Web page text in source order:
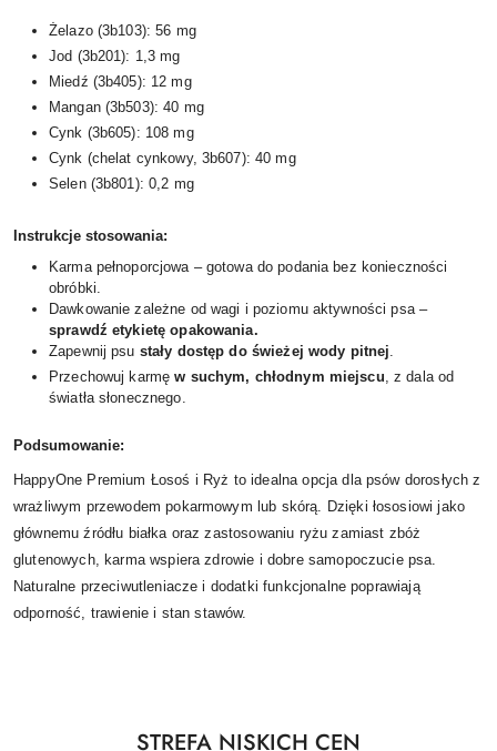
Żelazo (3b103): 56 mg
Jod (3b201): 1,3 mg
Miedź (3b405): 12 mg
Mangan (3b503): 40 mg
Cynk (3b605): 108 mg
Cynk (chelat cynkowy, 3b607): 40 mg
Selen (3b801): 0,2 mg
Instrukcje stosowania:
Karma pełnoporcjowa – gotowa do podania bez konieczności
obróbki.
Dawkowanie zależne od wagi i poziomu aktywności psa –
sprawdź etykietę opakowania.
Zapewnij psu stały dostęp do świeżej wody pitnej.
Przechowuj karmęw suchym, chłodnym miejscu, z dala od
światła słonecznego.
Podsumowanie:
HappyOne Premium Łosoś i Ryż to idealna opcja dla psów dorosłych z
wrażliwym przewodem pokarmowym lub skórą. Dzięki łososiowi jako
głównemu źródłu białka oraz zastosowaniu ryżu zamiast zbóż
glutenowych, karma wspiera zdrowie i dobre samopoczucie psa.
Naturalne przeciwutleniacze i dodatki funkcjonalne poprawiają
odporność, trawienie i stan stawów.
Produkty
STREFA NISKICH CEN